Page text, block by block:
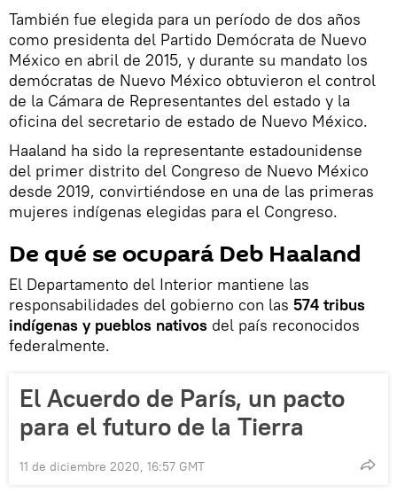
También fue elegida para un período de dos años
como presidenta del Partido Demócrata de Nuevo
México en abril de 2015, y durante su mandato los
demócratas de Nuevo México obtuvieron el control
de la Cámara de Representantes del estado y la
oficina del secretario de estado de Nuevo México.
Haaland ha sido la representante estadounidense
del primer distrito del Congreso de Nuevo México
desde 2019, convirtiéndose en una de las primeras
mujeres indígenas elegidas para el Congreso.
De qué se ocupará Deb Haaland
El Departamento del Interior mantiene las
responsabilidades del gobierno con las 574 tribus
indígenas y pueblos nativos del país reconocidos
federalmente.
El Acuerdo de París, un pacto
para el futuro de la Tierra
11 de diciembre 2020, 16:57 GMT